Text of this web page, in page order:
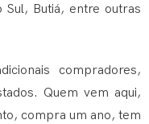
Sul, Butiá, entre outras
compradores,
Quem vem aqui,
compra um ano, tem